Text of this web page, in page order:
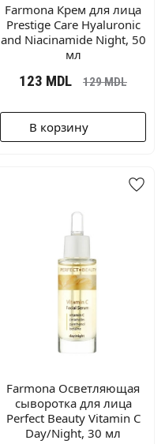
Farmona Крем для лица
Prestige Care Hyaluronic
and Niacinamide Night, 50
мл
123 MDL 129MDL
В корзину
Farmona Осветляющая
сыворотка для лица
Perfect Beauty Vitamin C
Day/Night, 30 мл